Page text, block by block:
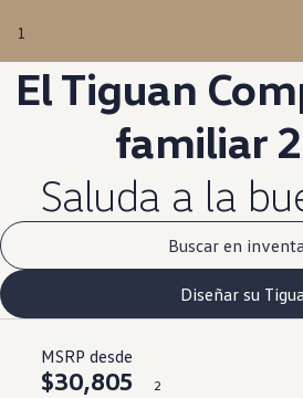
1
El Tiguan
familiar
Saluda a la
Buscar en
Diseñar su
MSRP desde
$30,805 2